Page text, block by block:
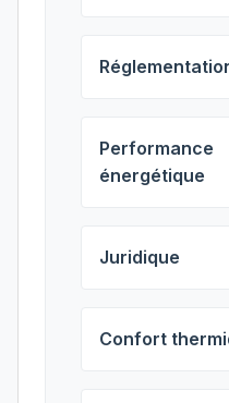
Performance
énergétique
Juridique
Confort